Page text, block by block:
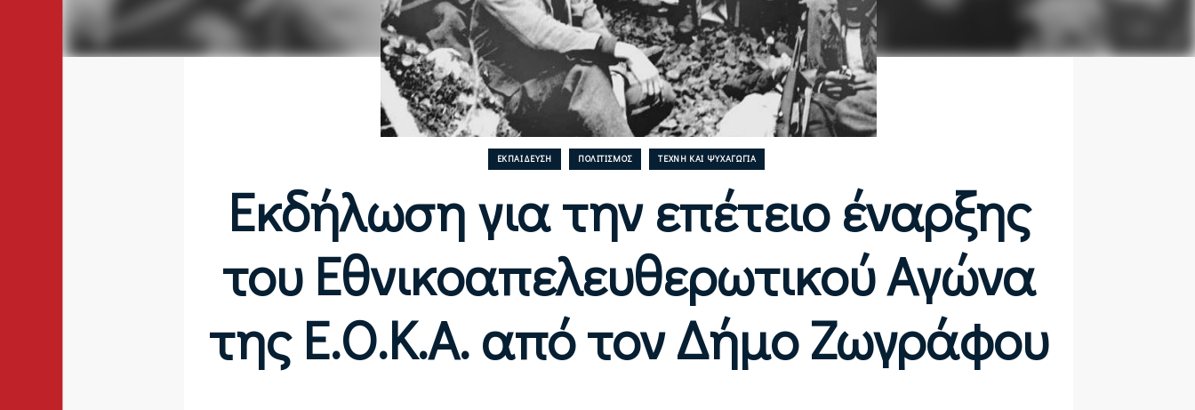
ΕΚΠΑΊΔΕΥΣΗ ΠΟΛΙΤΙΣΜΌΣ ΤΈΧΝΗ ΚΑΙ ΨΥΧΑΓΩΓΊΑ
Εκδήλωση για την επέτειο έναρξης
του Εθνικοαπελευθερωτικού Αγώνα
της Ε.Ο.Κ.Α. από τον Δήμο Ζωγράφου